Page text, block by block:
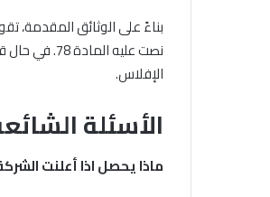
نصت عليه
الإفلاس.
الأسئلة
ماذا يحصل اذا أعلنت